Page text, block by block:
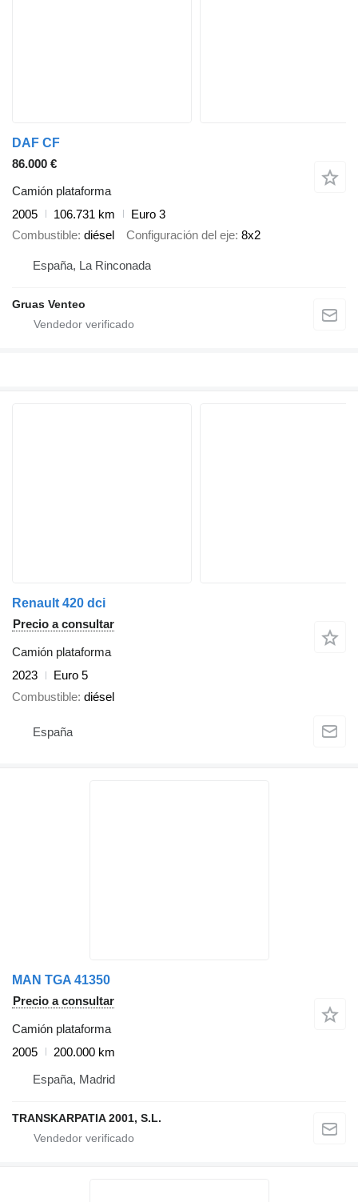
DAF CF
86.000 €
Camión plataforma
2005
106.731 km
Euro 3
Combustible diésel Configuración del eje 8x2
España, La Rinconada
Gruas Venteo
Renault 420 dci
Precio a consultar
Camión plataforma
2023
Euro 5
Combustible diésel
España
MAN TGA 41350
Precio a consultar
Camión plataforma
2005
200.000 km
España, Madrid
TRANSKARPATIA 2001, S.L.